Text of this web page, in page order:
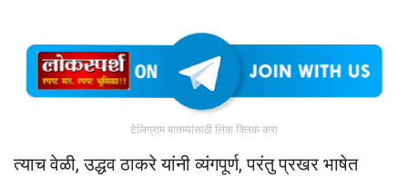
टेलिग्राम बातम्यांसाठी लिंक क्लिक करा
त्याच वेळी, उद्धव ठाकरे यांनी व्यंगपूर्ण, परंतु प्रखर भाषेत